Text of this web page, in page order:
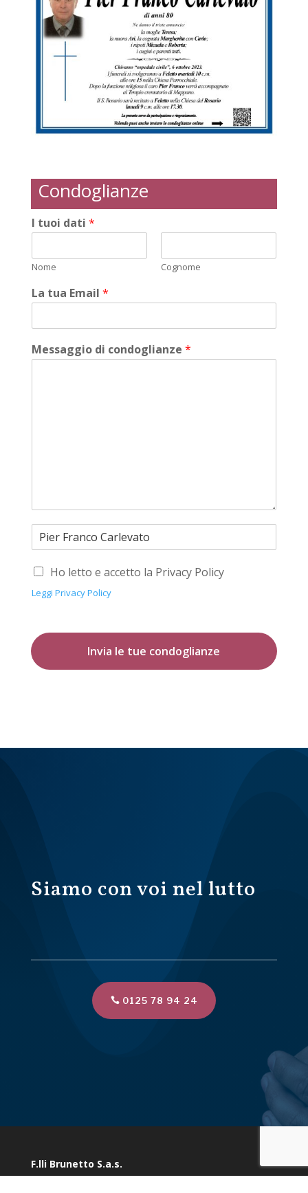
Condoglianze
I tuoi dati *
Nome Cognome
La tua Email *
Messaggio di condoglianze *
Ho letto e accetto la Privacy Policy
Leggi Privacy Policy
Invia le tue condoglianze
Siamo con voi nel lutto
0125 78 94 24
F.lli Brunetto S.a.s.
Via Marconi 10